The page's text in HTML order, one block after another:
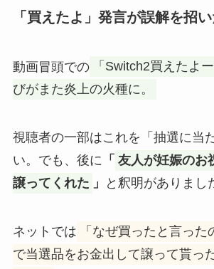
「買えたよ」発言が誤解を招
動画冒頭での
「Switch2買えたよ
びがまた炎上の火種に。
視聴者の一部はこれを「抽選に当
い。でも、後に 「 友人が妊娠のお
譲ってくれた 」 と釈明がありまし
ネットでは
「なぜ買ったと言っ
で当選品をお金出して譲って貰っ